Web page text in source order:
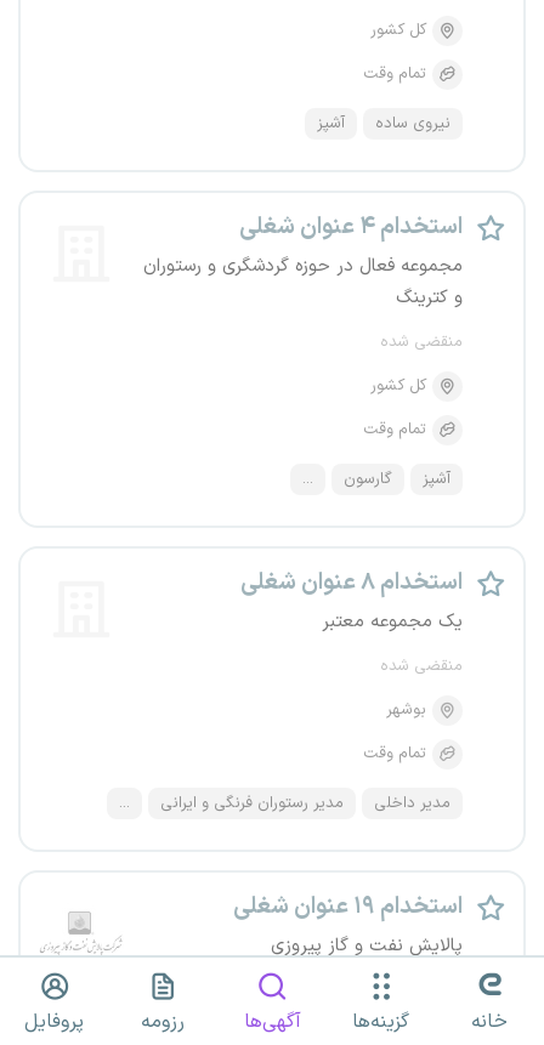
کل کشور
تمام وقت
نیروی ساده آشپز
استخدام ۴ عنوان شغلی
مجموعه فعال در حوزه گردشگری و رستوران
و کترینگ
منقضی شده
کل کشور
تمام وقت
آشپز گارسون ...
استخدام ۸ عنوان شغلی
یک مجموعه معتبر
منقضی شده
بوشهر
تمام وقت
مدیر داخلی مدیر رستوران فرنگی و ایرانی ...
استخدام ۱۹ عنوان شغلی
پالایش نفت و گاز پیروزی
منقضی شده
کل کشور
خانه گزینه‌ها آگهی‌ها رزومه پروفایل